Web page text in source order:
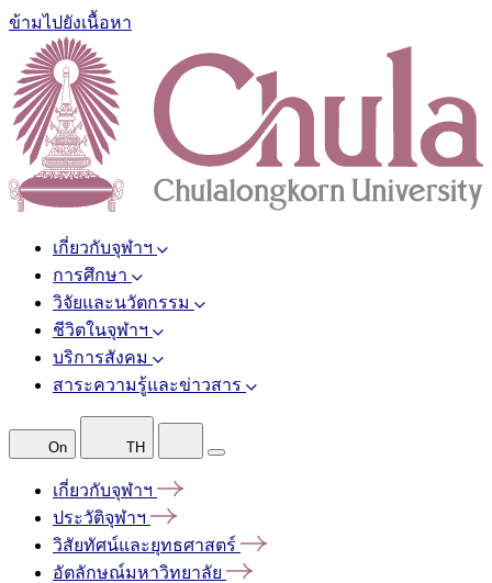
ข้ามไปยังเนื้อหา
เกี่ยวกับจุฬาฯ
การศึกษา
วิจัยและนวัตกรรม
ชีวิตในจุฬาฯ
บริการสังคม
สาระความรู้และข่าวสาร
On TH
เกี่ยวกับจุฬาฯ
ประวัติจุฬาฯ
วิสัยทัศน์และยุทธศาสตร์
อัตลักษณ์มหาวิทยาลัย